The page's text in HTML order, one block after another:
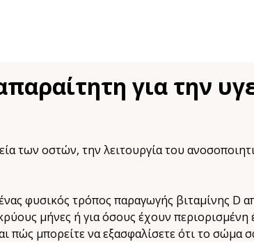
για την
των οστών, την λειτουργία του
φυσικός τρόπος παραγωγής βιταμίνης
μήνες ή για όσους έχουν περιορισμένη
πώς μπορείτε να εξασφαλίσετε ότι το